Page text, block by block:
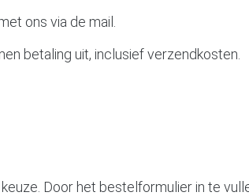
ons via de mail.
betaling uit, inclusief verzendkosten.
Door het bestelformulier in te